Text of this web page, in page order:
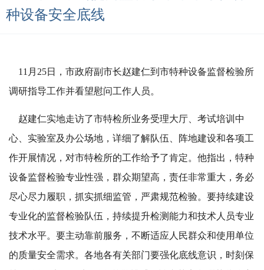
种设备安全底线
11月25日，市政府副市长赵建仁到市特种设备监督检验所
调研指导工作并看望慰问工作人员。
赵建仁实地走访了市特检所业务受理大厅、考试培训中
心、实验室及办公场地，详细了解队伍、阵地建设和各项工
作开展情况，对市特检所的工作给予了肯定。他指出，特种
设备监督检验专业性强，群众期望高，责任非常重大，务必
尽心尽力履职，抓实抓细监管，严肃规范检验。要持续建设
专业化的监督检验队伍，持续提升检测能力和技术人员专业
技术水平。要主动靠前服务，不断适应人民群众和使用单位
的质量安全需求。各地各有关部门要强化底线意识，时刻保